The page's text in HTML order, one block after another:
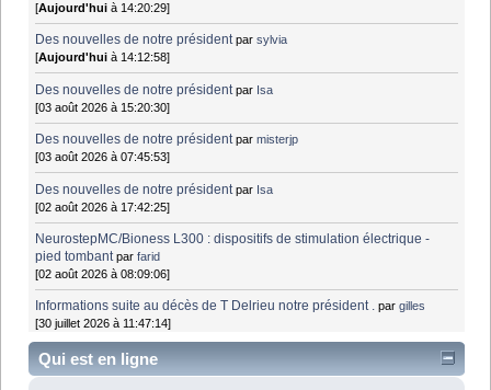
[Aujourd'hui à 14:20:29]
Des nouvelles de notre président parsylvia
[Aujourd'hui à 14:12:58]
Des nouvelles de notre président par Isa
[03 août 2026 à 15:20:30]
Des nouvelles de notre président parmisterjp
[03 août 2026 à 07:45:53]
Des nouvelles de notre président par Isa
[02 août 2026 à 17:42:25]
NeurostepMC/Bioness L300 : dispositifs de stimulation électrique -
pied tombant parfarid
[02 août 2026 à 08:09:06]
Informations suite au décès de T Delrieu notre président . pargilles
[30 juillet 2026 à 11:47:14]
Qui est en ligne